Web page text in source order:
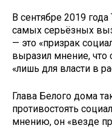
В сентябре 2019
самых серьёзных
— это «призрак
выразил мнение,
«лишь для власти в
Глава Белого дома
противостоять
мнению, он «везде